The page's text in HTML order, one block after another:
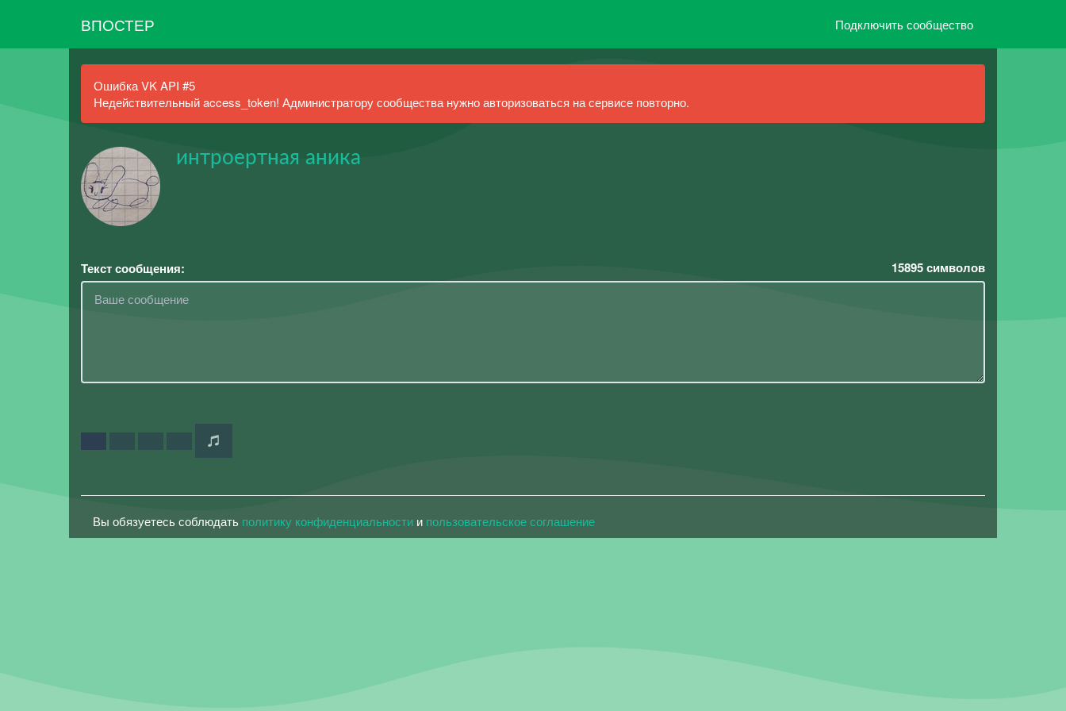
ВПОСТЕР Подключить сообщество
Ошибка VK API #5
Недействительный access_token! Администратору сообщества нужно авторизоваться на сервисе повторно.
интроертная аника
Текст сообщения: 15895символов
Вы обязуетесь соблюдать политику конфиденциальности и пользовательское соглашение